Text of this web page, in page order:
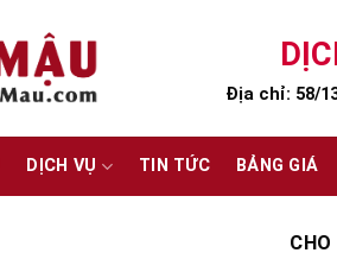
Địa chỉ: 58/
DỊCH VỤ TIN TỨC BẢNG GIÁ